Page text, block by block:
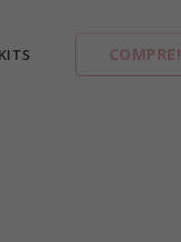
KITS COMPRE!